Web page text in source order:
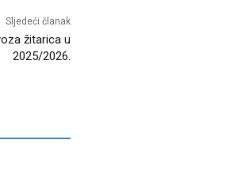
Sljedeći članak
žitarica u
2025/2026.